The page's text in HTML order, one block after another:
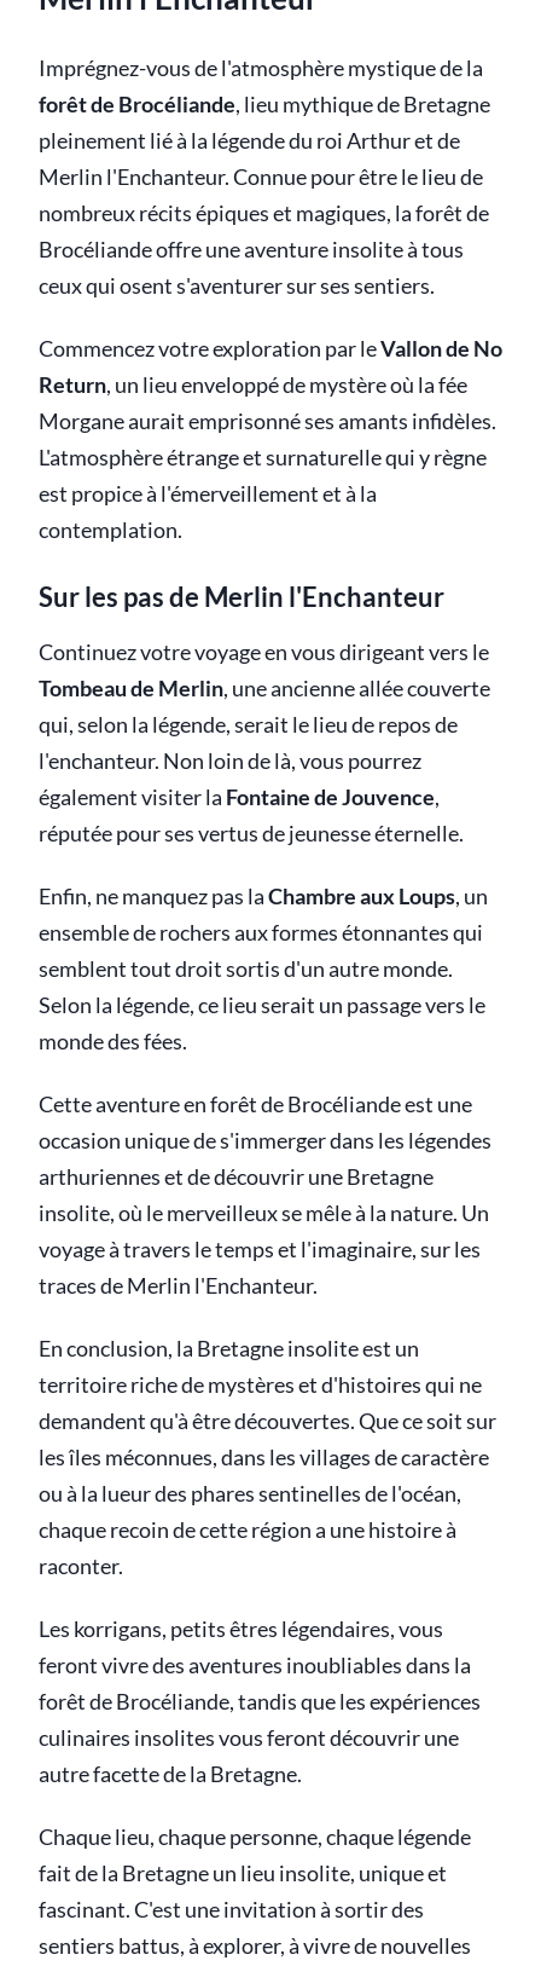
Imprégnez-vous de l'atmosphère mystique de la
forêt de Brocéliande, lieu mythique de Bretagne
pleinement lié à la légende du roi Arthur et de
Merlin l'Enchanteur. Connue pour être le lieu de
nombreux récits épiques et magiques, la forêt de
Brocéliande offre une aventure insolite à tous
ceux qui osent s'aventurer sur ses sentiers.
Commencez votre exploration par leVallon de No
Return, un lieu enveloppé de mystère où la fée
Morgane aurait emprisonné ses amants infidèles.
L'atmosphère étrange et surnaturelle qui y règne
est propice à l'émerveillement et à la
contemplation.
Sur les pas de Merlin l'Enchanteur
Continuez votre voyage en vous dirigeant vers le
Tombeau de Merlin, une ancienne allée couverte
qui, selon la légende, serait le lieu de repos de
l'enchanteur. Non loin de là, vous pourrez
également visiter la Fontaine de Jouvence,
réputée pour ses vertus de jeunesse éternelle.
Enfin, ne manquez pas laChambre aux Loups, un
ensemble de rochers aux formes étonnantes qui
semblent tout droit sortis d'un autre monde.
Selon la légende, ce lieu serait un passage vers le
monde des fées.
Cette aventure en forêt de Brocéliande est une
occasion unique de s'immerger dans les légendes
arthuriennes et de découvrir une Bretagne
insolite, où le merveilleux se mêle à la nature. Un
voyage à travers le temps et l'imaginaire, sur les
traces de Merlin l'Enchanteur.
En conclusion, la Bretagne insolite est un
territoire riche de mystères et d'histoires qui ne
demandent qu'à être découvertes. Que ce soit sur
les îles méconnues, dans les villages de caractère
ou à la lueur des phares sentinelles de l'océan,
chaque recoin de cette région a une histoire à
raconter.
Les korrigans, petits êtres légendaires, vous
feront vivre des aventures inoubliables dans la
forêt de Brocéliande, tandis que les expériences
culinaires insolites vous feront découvrir une
autre facette de la Bretagne.
Chaque lieu, chaque personne, chaque légende
fait de la Bretagne un lieu insolite, unique et
fascinant. C'est une invitation à sortir des
sentiers battus, à explorer, à vivre de nouvelles